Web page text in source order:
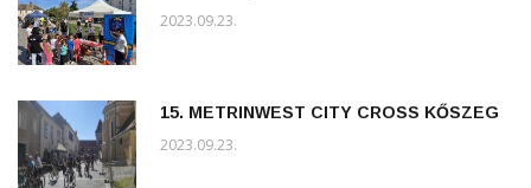
2023.09.23.
15. METRINWEST CITY CROSS KŐSZEG
2023.09.23.